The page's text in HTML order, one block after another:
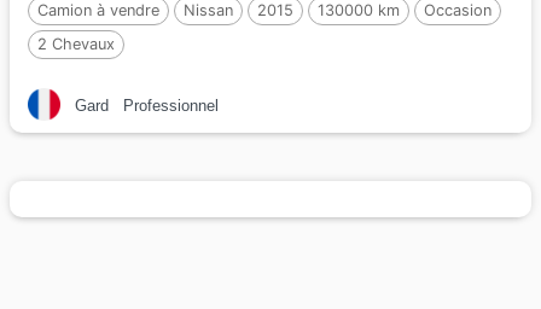
Camion à vendre Nissan 2015 130000 km
Occasion
2 Chevaux
Gard Professionnel